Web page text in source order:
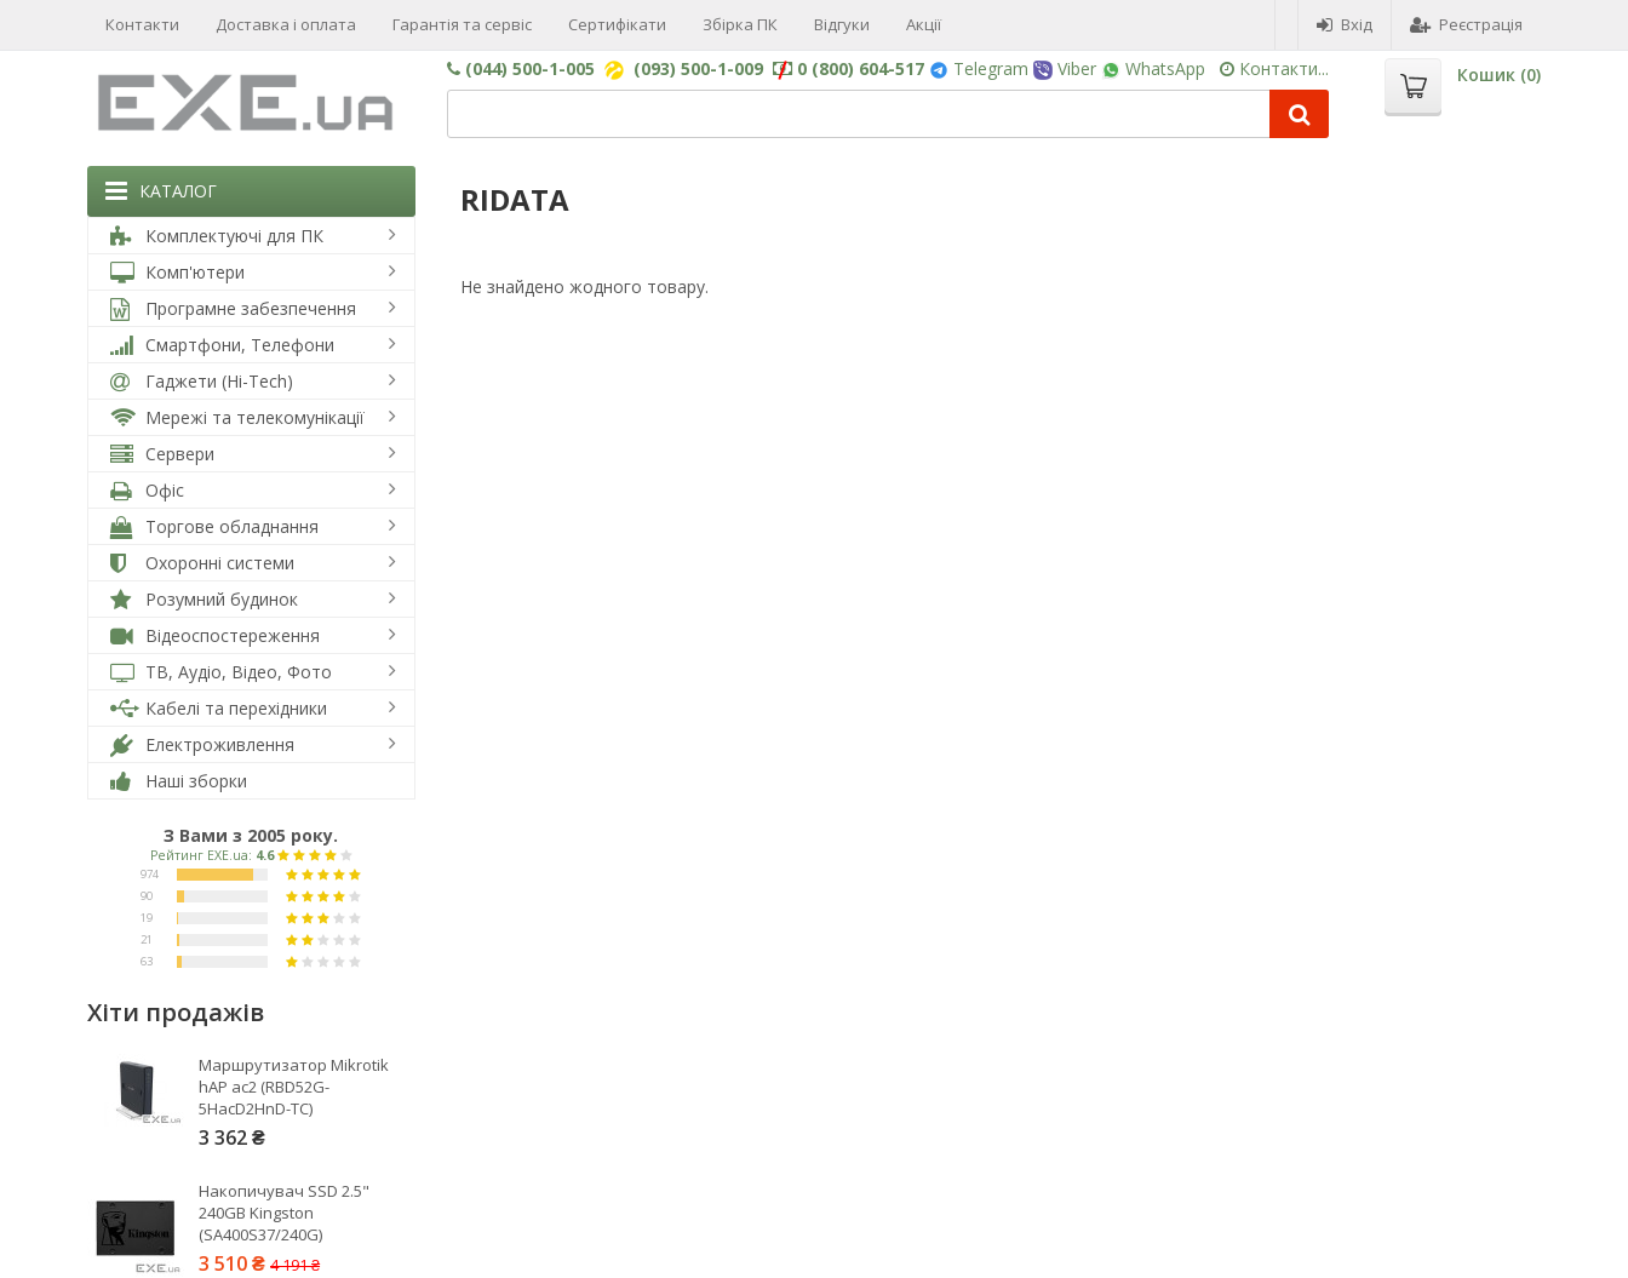
Контакти Доставка і оплата Гарантія та сервіс Сертифікати Збірка ПК Відгуки Акції Вхід Реєстрація
(044) 500-1-005 (093) 500-1-009 0 (800) 604-517 Telegram Viber WhatsApp Контакти... Кошик (0)
КАТАЛОГ RIDATA
Не знайдено жодного товару.
Комплектуючі для ПК
Комп'ютери
Програмне забезпечення
Смартфони, Телефони
Гаджети (Hi-Tech)
Мережі та телекомунікації
Сервери
Офіс
Торгове обладнання
Охоронні системи
Розумний будинок
Відеоспостереження
ТВ, Аудіо, Відео, Фото
Кабелі та перехідники
Електроживлення
Наші зборки
З Вами з 2005 року.
Рейтинг EXE.ua:
90
19
21
Хіти продажів
Маршрутизатор Mikrotik
hAP ac2 (RBD52G-
5HacD2HnD-TC)
3 362 ₴
Накопичувач SSD 2.5"
240GB Kingston
(SA400S37/240G)
3 510 ₴ 4 191 ₴